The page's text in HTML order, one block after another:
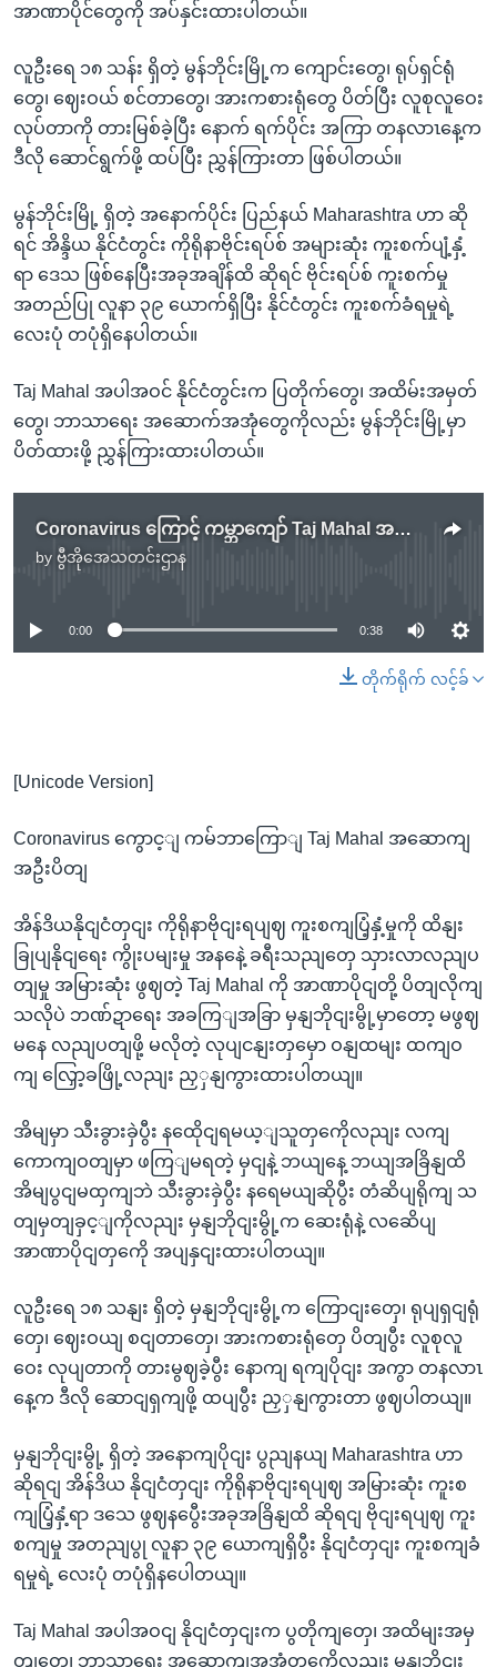
အာဏာပိုင်တွေကို အပ်နှင်းထားပါတယ်။
လူဦးရေ ၁၈ သန်း ရှိတဲ့ မွန်ဘိုင်းမြို့က ကျောင်းတွေ၊ ရုပ်ရှင်ရုံ
တွေ၊ ဈေးဝယ် စင်တာတွေ၊ အားကစားရုံတွေ ပိတ်ပြီး လူစုလူဝေး
လုပ်တာကို တားမြစ်ခဲ့ပြီး နောက် ရက်ပိုင်း အကြာ တနလာၤနေ့က
ဒီလို ဆောင်ရွက်ဖို့ ထပ်ပြီး ညွှန်ကြားတာ ဖြစ်ပါတယ်။
မွန်ဘိုင်းမြို့ ရှိတဲ့ အနောက်ပိုင်း ပြည်နယ် Maharashtra ဟာ ဆို
ရင် အိန္ဒိယ နိုင်ငံတွင်း ကိုရိုနာဗိုင်းရပ်စ် အများဆုံး ကူးစက်ပျံ့နှံ့
ရာ ဒေသ ဖြစ်နေပြီးအခုအချိန်ထိ ဆိုရင် ဗိုင်းရပ်စ် ကူးစက်မှု
အတည်ပြု လူနာ ၃၉ ယောက်ရှိပြီး နိုင်ငံတွင်း ကူးစက်ခံရမှုရဲ့
လေးပုံ တပုံရှိနေပါတယ်။
Taj Mahal အပါအဝင် နိုင်ငံတွင်းက ပြတိုက်တွေ၊ အထိမ်းအမှတ်
တွေ၊ ဘာသာရေး အဆောက်အအုံတွေကိုလည်း မွန်ဘိုင်းမြို့မှာ
ပိတ်ထားဖို့ ညွှန်ကြားထားပါတယ်။
Coronavirus ကြောင့် ကမ္ဘာကျော် Taj Mahal အဆောက်အဦးပိတ်
by ဗွီအိုအေသတင်းဌာန
No media source currently available
0:00 0:38
တိုက်ရိုက် လင့်ခ်
[Unicode Version]
Coronavirus ကွောင့ျ ကမ်ဘာကြောျ Taj Mahal အဆောကျ
အဦးပိတျ
အိန်ဒိယနိုငျငံတှငျး ကိုရိုနာဗိုငျးရပျဈ ကူးစကျပြံ့နှံ့မှုကို ထိနျး
ခြုပျနိုငျရေး ကွိုးပမျးမှု အနနေဲ့ ခရီးသညျတှေ သှားလာလညျပ
တျမှု အမြားဆုံး ဖွဈတဲ့ Taj Mahal ကို အာဏာပိုငျတို့ ပိတျလိုကျ
သလိုပဲ ဘဏ်ဍာရေး အခကြျအခြာ မှနျဘိုငျးမွို့မှာတော့ မဖွဈ
မနေ လညျပတျဖို့ မလိုတဲ့ လုပျငနျးတှမှော ဝနျထမျး ထကျဝ
ကျ လြှော့ခဖြို့လညျး ညှှနျကွားထားပါတယျ။
အိမျမှာ သီးခွားခှဲပွီး နထေိုငျရမယ့ျသူတှကေိုလညျး လကျ
ကောကျဝတျမှာ ဖကြျမရတဲ့ မှငျနဲ့ ဘယျနေ့ ဘယျအခြိနျထိ
အိမျပွငျမထှကျဘဲ သီးခွားခှဲပွီး နရေမယျဆိုပွီး တံဆိပျရိုကျ သ
တျမှတျခှင့ျကိုလညျး မှနျဘိုငျးမွို့က ဆေးရုံနဲ့ လဆေိပျ
အာဏာပိုငျတှကေို အပျနှငျးထားပါတယျ။
လူဦးရေ ၁၈ သနျး ရှိတဲ့ မှနျဘိုငျးမွို့က ကြောငျးတှေ၊ ရုပျရှငျရုံ
တှေ၊ ဈေးဝယျ စငျတာတှေ၊ အားကစားရုံတှေ ပိတျပွီး လူစုလူ
ဝေး လုပျတာကို တားမွဈခဲ့ပွီး နောကျ ရကျပိုငျး အကွာ တနလာၤ
နေ့က ဒီလို ဆောငျရှကျဖို့ ထပျပွီး ညှှနျကွားတာ ဖွဈပါတယျ။
မှနျဘိုငျးမွို့ ရှိတဲ့ အနောကျပိုငျး ပွညျနယျ Maharashtra ဟာ
ဆိုရငျ အိန်ဒိယ နိုငျငံတှငျး ကိုရိုနာဗိုငျးရပျဈ အမြားဆုံး ကူးစ
ကျပြံ့နှံ့ရာ ဒသေ ဖွဈနပွေီးအခုအခြိနျထိ ဆိုရငျ ဗိုငျးရပျဈ ကူး
စကျမှု အတညျပွု လူနာ ၃၉ ယောကျရှိပွီး နိုငျငံတှငျး ကူးစကျခံ
ရမှုရဲ့ လေးပုံ တပုံရှိနပေါတယျ။
Taj Mahal အပါအဝငျ နိုငျငံတှငျးက ပွတိုကျတှေ၊ အထိမျးအမှ
တျတှေ၊ ဘာသာရေး အဆောကျအအုံတှကေိုလညျး မှနျဘိုငျး